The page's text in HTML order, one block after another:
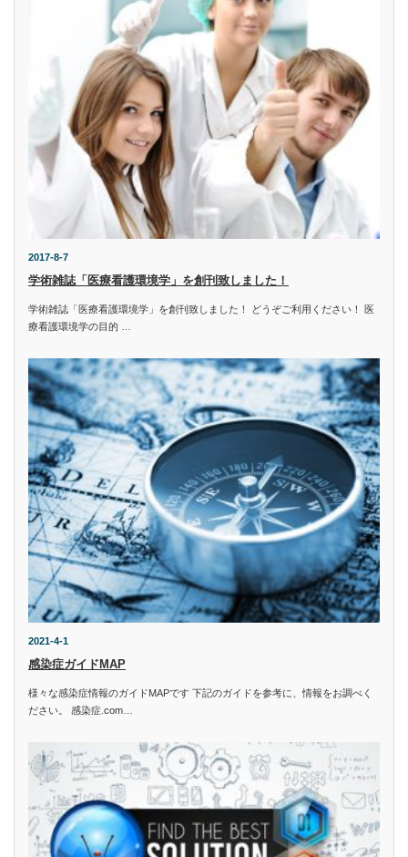
2017-8-7
学術雑誌「医療看護環境学」を創刊致しました！
学術雑誌「医療看護環境学」を創刊致しました！ どうぞご利用ください！ 医
療看護環境学の目的 …
2021-4-1
感染症ガイドMAP
様々な感染症情報のガイドMAPです 下記のガイドを参考に、情報をお調べく
ださい。 感染症.com…